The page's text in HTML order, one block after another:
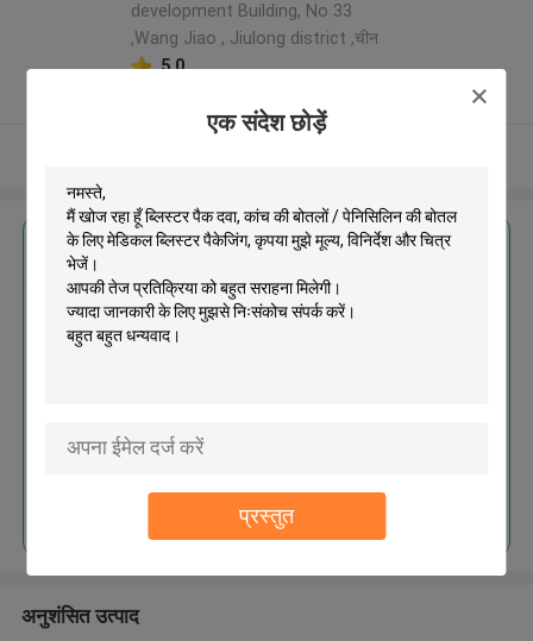
एक संदेश छोड़ें
प्रस्तुत
development Building, No 33
,Wang Jiao , Jiulong district ,चीन
5.0
सबसे उत्तम प्रतिदान प्राप्त करें
ब्लिस्टर पैक दवा, कांच की बोतलों /
जारी रखें
अनुशंसित उत्पाद